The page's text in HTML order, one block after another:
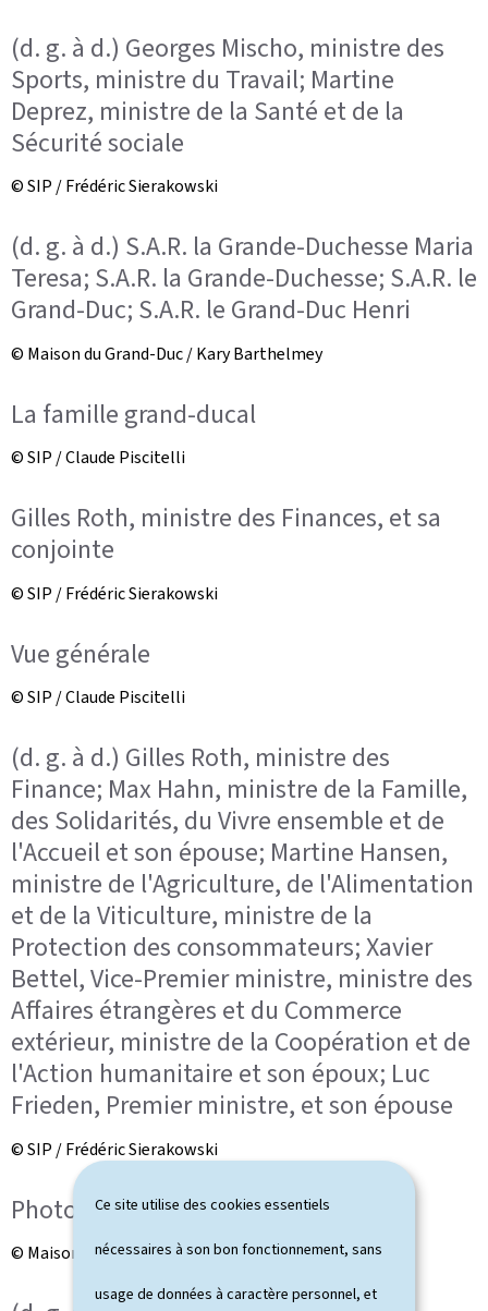
Ce site utilise des cookies essentiels
nécessaires à son bon fonctionnement, sans
usage de données à caractère personnel, et
(d. g. à d.) Georges Mischo, ministre des
Sports, ministre du Travail; Martine
Deprez, ministre de la Santé et de la
Sécurité sociale
© SIP / Frédéric Sierakowski
(d. g. à d.) S.A.R. la Grande-Duchesse Maria
Teresa; S.A.R. la Grande-Duchesse; S.A.R. le
Grand-Duc; S.A.R. le Grand-Duc Henri
© Maison du Grand-Duc / Kary Barthelmey
La famille grand-ducal
© SIP / Claude Piscitelli
Gilles Roth, ministre des Finances, et sa
conjointe
© SIP / Frédéric Sierakowski
Vue générale
© SIP / Claude Piscitelli
(d. g. à d.) Gilles Roth, ministre des
Finance; Max Hahn, ministre de la Famille,
des Solidarités, du Vivre ensemble et de
l'Accueil et son épouse; Martine Hansen,
ministre de l'Agriculture, de l'Alimentation
et de la Viticulture, ministre de la
Protection des consommateurs; Xavier
Bettel, Vice-Premier ministre, ministre des
Affaires étrangères et du Commerce
extérieur, ministre de la Coopération et de
l'Action humanitaire et son époux; Luc
Frieden, Premier ministre, et son épouse
© SIP / Frédéric Sierakowski
Photo de famille
© Maison du Grand-Duc / Kary Barthelmey